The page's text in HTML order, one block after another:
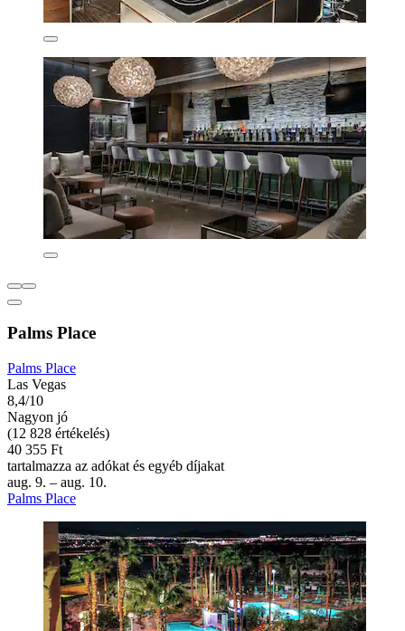
Palms Place
Palms Place
Las Vegas
8,4/10
Nagyon jó
(12 828 értékelés)
40 355 Ft
tartalmazza az adókat és egyéb díjakat
aug. 9. – aug. 10.
Palms Place